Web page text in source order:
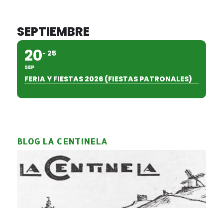
SEPTIEMBRE
20
SEP
25
FERIA Y FIESTAS 2026 (FIESTAS PATRONALES)
BLOG LA CENTINELA